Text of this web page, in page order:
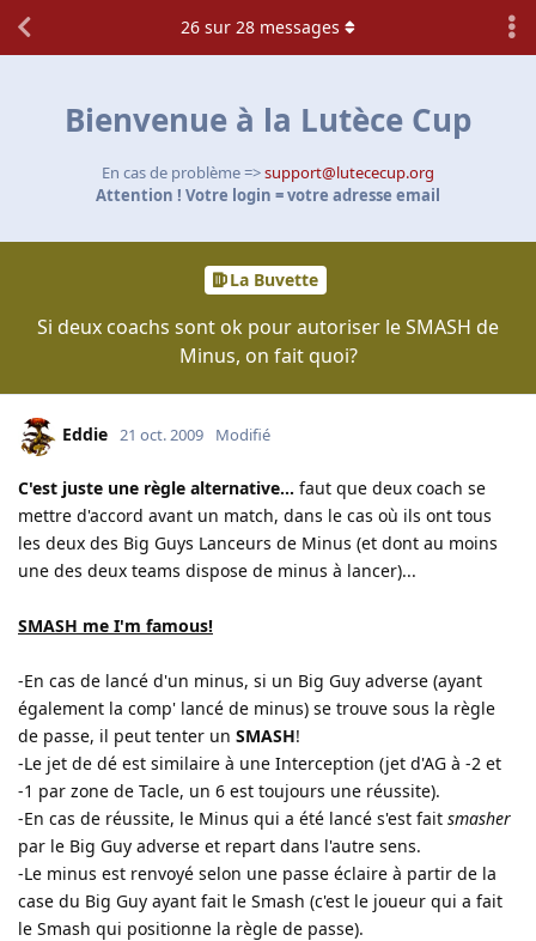
Bienvenue à la Lutèce Cup
En cas de problème =>support@lutececup.org
Attention ! Votre login = votre adresse email
La Buvette
Si deux coachs sont ok pour autoriser le SMASH de
Minus, on fait quoi?
26 sur 28 messages
Eddie 21 oct. 2009 Modifié
C'est juste une règle alternative... faut que deux coach se
mettre d'accord avant un match, dans le cas où ils ont tous
les deux des Big Guys Lanceurs de Minus (et dont au moins
une des deux teams dispose de minus à lancer)...
SMASH me I'm famous!
-En cas de lancé d'un minus, si un Big Guy adverse (ayant
également la comp' lancé de minus) se trouve sous la règle
de passe, il peut tenter un SMASH!
-Le jet de dé est similaire à une Interception (jet d'AG à -2 et
-1 par zone de Tacle, un 6 est toujours une réussite).
-En cas de réussite, le Minus qui a été lancé s'est fait smasher
par le Big Guy adverse et repart dans l'autre sens.
-Le minus est renvoyé selon une passe éclaire à partir de la
case du Big Guy ayant fait le Smash (c'est le joueur qui a fait
le Smash qui positionne la règle de passe).